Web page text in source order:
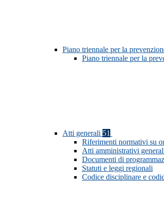
Piano triennale per la
Piano triennale per la
Atti generali 51
Riferimenti normativi su
Atti amministrativi
Documenti di
Statuti e leggi regionali
Codice disciplinare e